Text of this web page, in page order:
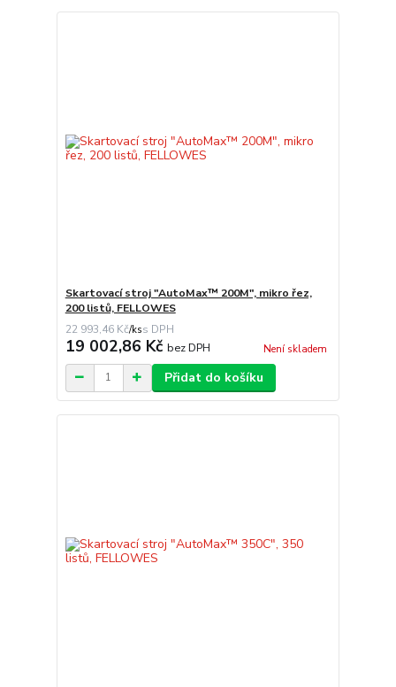
Skartovací stroj "AutoMax™ 200M", mikro řez,
200 listů, FELLOWES
22 993,46 Kč/ks
19 002,86 Kč bez DPH Není skladem
Přidat do košíku